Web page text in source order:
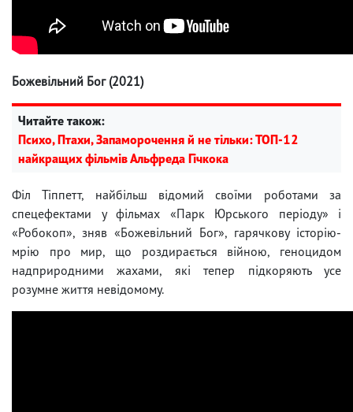
Божевільний Бог (2021)
Читайте також:
Психо, Птахи, Запаморочення й не тільки: ТОП-12
найкращих фільмів Альфреда Гічкока
Філ Тіппетт, найбільш відомий своїми роботами за
спецефектами у фільмах «Парк Юрського періоду» і
«Робокоп», зняв «Божевільний Бог», гарячкову історію-
мрію про мир, що роздирається війною, геноцидом
надприродними жахами, які тепер підкоряють усе
розумне життя невідомому.